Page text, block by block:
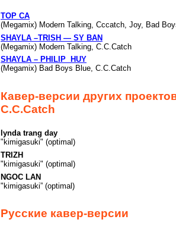
TOP CA
(Megamix) Modern Talking, Cccatch, Joy, Bad
SHAYLA –TRISH — SY BAN
(Megamix) Modern Talking, C.C.Catch
SHAYLA – PHILIP HUY
(Megamix) Bad Boys Blue, C.C.Catch
Кавер-версии других
C.C.Catch
lynda trang day
"kimigasuki" (optimal)
TRIZH
"kimigasuki" (optimal)
NGOC LAN
"kimigasuki” (optimal)
Русские кавер-версии